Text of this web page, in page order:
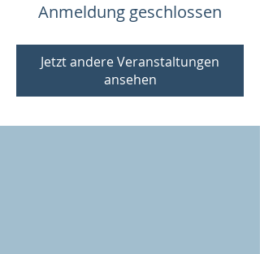
Anmeldung geschlossen
Jetzt andere Veranstaltungen
ansehen